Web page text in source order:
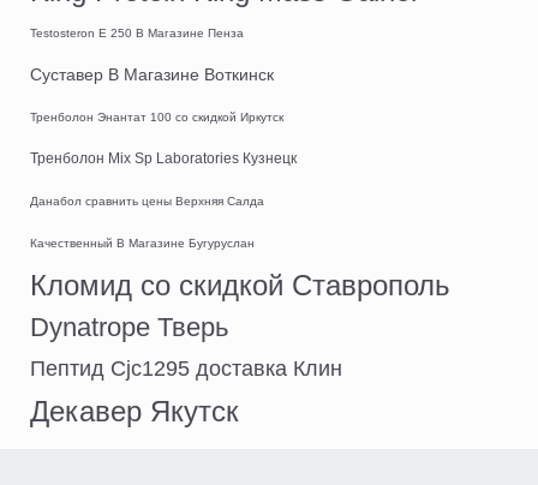
Testosteron E 250 В Магазине Пенза
Суставер В Магазине Воткинск
Тренболон Энантат 100 со скидкой Иркутск
Тренболон Mix Sp Laboratories Кузнецк
Данабол сравнить цены Верхняя Салда
Качественный В Магазине Бугуруслан
Кломид со скидкой Ставрополь
Dynatrope Тверь
Пептид Cjc1295 доставка Клин
Декавер Якутск